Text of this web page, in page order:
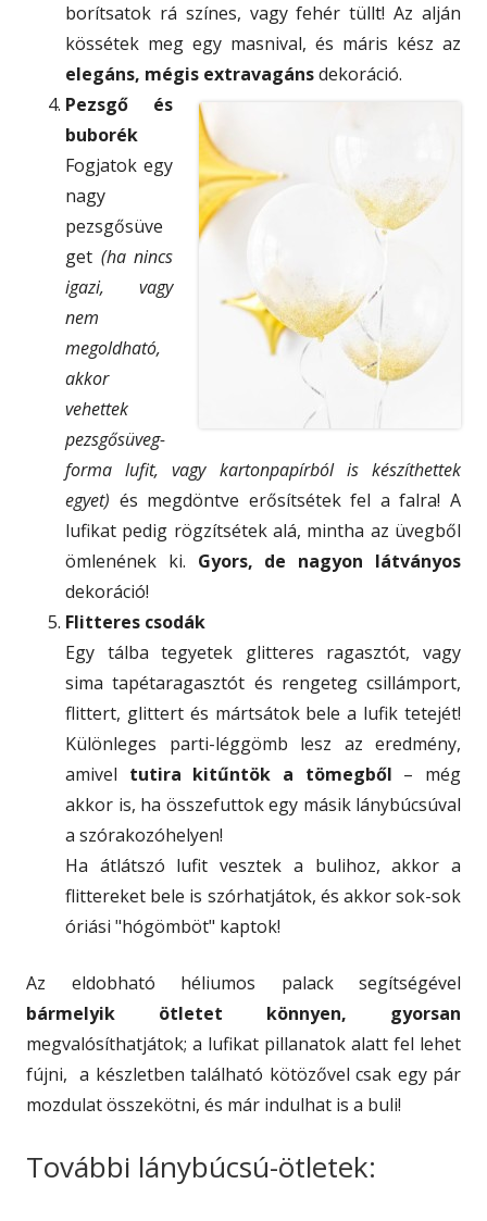
borítsatok rá színes, vagy fehér tüllt! Az alján
kössétek meg egy masnival, és máris kész az
elegáns, mégis extravagánsdekoráció.
Pezsgő és
buborék
Fogjatok egy
nagy
pezsgősüve
get (ha nincs
igazi, vagy
nem
megoldható,
akkor
vehettek
pezsgősüveg-
forma lufit, vagy kartonpapírból is készíthettek
egyet) és megdöntve erősítsétek fel a falra! A
lufikat pedig rögzítsétek alá, mintha az üvegből
ömlenének ki. Gyors, de nagyon látványos
dekoráció!
Flitteres csodák
Egy tálba tegyetek glitteres ragasztót, vagy
sima tapétaragasztót és rengeteg csillámport,
flittert, glittert és mártsátok bele a lufik tetejét!
Különleges parti-léggömb lesz az eredmény,
amivel tutira kitűntök a tömegből – még
akkor is, ha összefuttok egy másik lánybúcsúval
a szórakozóhelyen!
Ha átlátszó lufit vesztek a bulihoz, akkor a
flittereket bele is szórhatjátok, és akkor sok-sok
óriási "hógömböt" kaptok!
Az eldobható héliumos palack segítségével
bármelyik ötletet könnyen, gyorsan
megvalósíthatjátok; a lufikat pillanatok alatt fel lehet
fújni, a készletben található kötözővel csak egy pár
mozdulat összekötni, és már indulhat is a buli!
További lánybúcsú-ötletek: